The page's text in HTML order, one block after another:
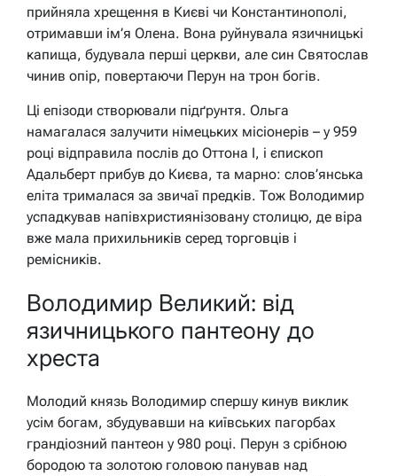
прийняла хрещення в Києві чи Константинополі,
отримавши ім’я Олена. Вона руйнувала язичницькі
капища, будувала перші церкви, але син Святослав
чинив опір, повертаючи Перун на трон богів.
Ці епізоди створювали підґрунтя. Ольга
намагалася залучити німецьких місіонерів – у 959
році відправила послів до Оттона I, і єпископ
Адальберт прибув до Києва, та марно: слов’янська
еліта трималася за звичаї предків. Тож Володимир
успадкував напівхристиянізовану столицю, де віра
вже мала прихильників серед торговців і
ремісників.
Володимир Великий: від
язичницького пантеону до
хреста
Молодий князь Володимир спершу кинув виклик
усім богам, збудувавши на київських пагорбах
грандіозний пантеон у 980 році. Перун з срібною
бородою та золотою головою панував над